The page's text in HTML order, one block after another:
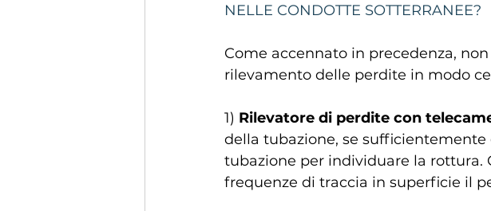
NELLE CONDOTTE SOTTERRANEE?
Come accennato in precedenza,
rilevamento delle perdite in modo
1) Rilevatore di perdite con
della tubazione, se sufficientemente
tubazione per individuare la
frequenze di traccia in superficie il